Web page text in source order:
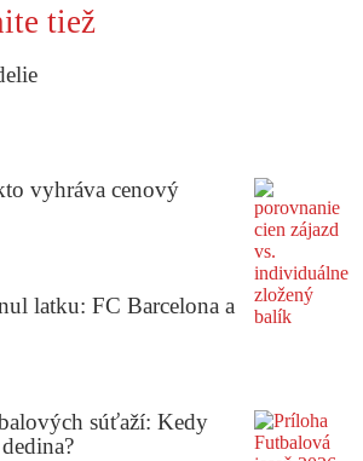
tiež
vyhráva cenový
latku: FC Barcelona a
súťaží: Kedy